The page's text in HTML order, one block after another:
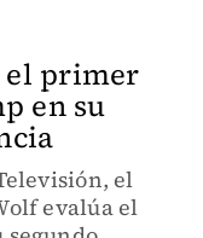
el primer
en su
el
evalúa el